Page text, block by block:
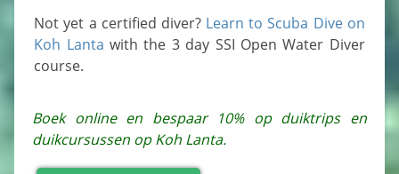
Not yet a certified diver? Learn to Scuba Dive on
Koh Lanta with the 3 day SSI Open Water Diver
course.
Boek online en bespaar 10% op duiktrips en
duikcursussen op Koh Lanta.